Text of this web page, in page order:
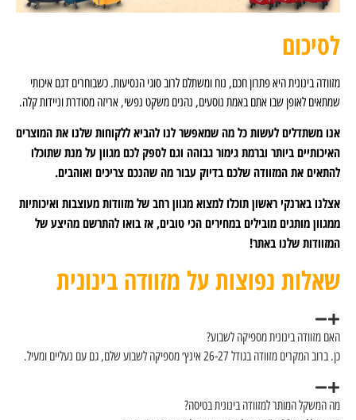
חכם, נוח ומשתלם לרוב סוגי הנסיעות. כשבוחרים דגם איכותי
באמת נוסעים, נהנים משקט נפשי, אריזה מסודרת וניידות קלה.
כל מה שמאפשר לנו להביא ללקוחות שלנו את המוצרים
גימור גבוהה וגם לספק לכם מגוון על מנת שתוכלו
שלכם בדיוק עבור מה שהנכם צריכים ואוהבים.
תוכלו למצוא מגוון רחב של מזוודות מעוצבות ואיכותיות
במחירים הכי טובים, אז בואו להתרשם מהיצע של
על מזוודה בינונית
לשבוע?
גם עם נעליים ומעיל.
בינונית בטיסה?